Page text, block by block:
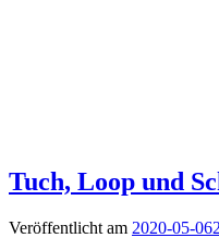
Tuch, Loop und
Veröffentlicht am 2020-05-06